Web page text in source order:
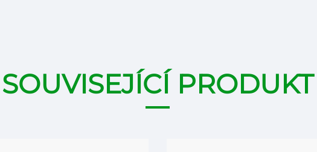
SOUVISEJÍCÍ PRODUKT